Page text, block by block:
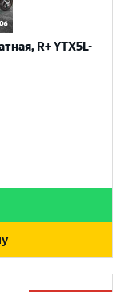
R+ YTX5L-